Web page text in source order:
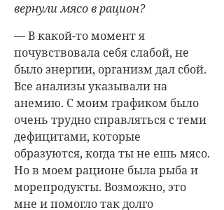
вернули мясо в рацион?
— В какой-то момент я
почувствовала себя слабой, не
было энергии, организм дал сбой.
Все анализы указывали на
анемию. С моим графиком было
очень трудно справляться с теми
дефицитами, которые
образуются, когда ты не ешь мясо.
Но в моем рационе была рыба и
морепродукты. Возможно, это
мне и помогло так долго